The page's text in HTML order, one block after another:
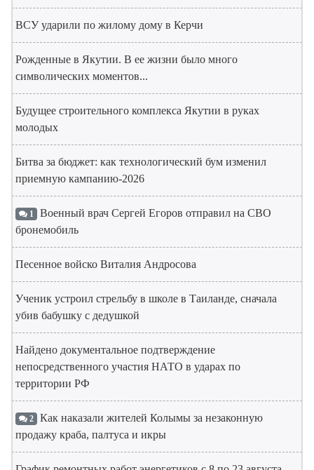
ВСУ ударили по жилому дому в Керчи
Рожденные в Якутии. В ее жизни было много
символических моментов...
Будущее строительного комплекса Якутии в руках
молодых
Битва за бюджет: как технологический бум изменил
приемную кампанию-2026
1 Военный врач Сергей Егоров отправил на СВО
бронемобиль
Песенное войско Виталия Андросова
Ученик устроил стрельбу в школе в Таиланде, сначала
убив бабушку с дедушкой
Найдено документальное подтверждение
непосредственного участия НАТО в ударах по
территории РФ
2 Как наказали жителей Колымы за незаконную
продажу краба, палтуса и икры